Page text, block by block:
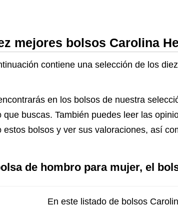
mejores bolsos Carolina
contiene una selección de los
en los bolsos de nuestra
buscas. También puedes leer las
estos bolsos y ver sus valoraciones, así
de hombro para mujer, el
En este listado de bolsos